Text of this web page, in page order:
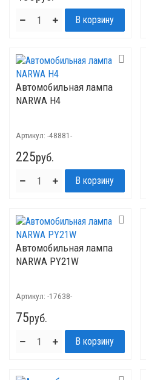
Автомобильная лампа
NARWA H4
Артикул: -48881-
225руб.
Автомобильная лампа
NARWA PY21W
Артикул: -17638-
75руб.